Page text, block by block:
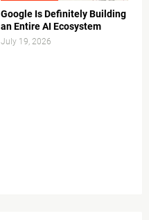
Google Is Definitely Building
an Entire AI Ecosystem
July 19, 2026